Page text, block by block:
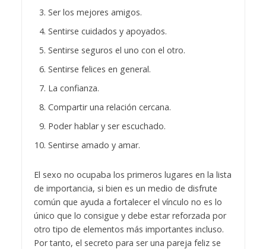
Ser los mejores amigos.
Sentirse cuidados y apoyados.
Sentirse seguros el uno con el otro.
Sentirse felices en general.
La confianza.
Compartir una relación cercana.
Poder hablar y ser escuchado.
Sentirse amado y amar.
El sexo no ocupaba los primeros lugares en la lista
de importancia, si bien es un medio de disfrute
común que ayuda a fortalecer el vínculo no es lo
único que lo consigue y debe estar reforzada por
otro tipo de elementos más importantes incluso.
Por tanto, el secreto para ser una pareja feliz se